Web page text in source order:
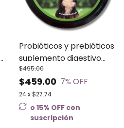
Probióticos y prebióticos
suplemento digestivo
para perros PetMet
Healthy Pro
$459.00
$495.00
7% OFF
24x$27.74
o 15% OFF con
suscripción